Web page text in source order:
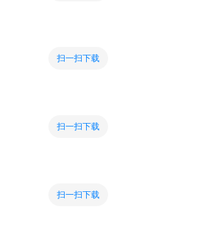
扫一扫下载
扫一扫下载
扫一扫下载